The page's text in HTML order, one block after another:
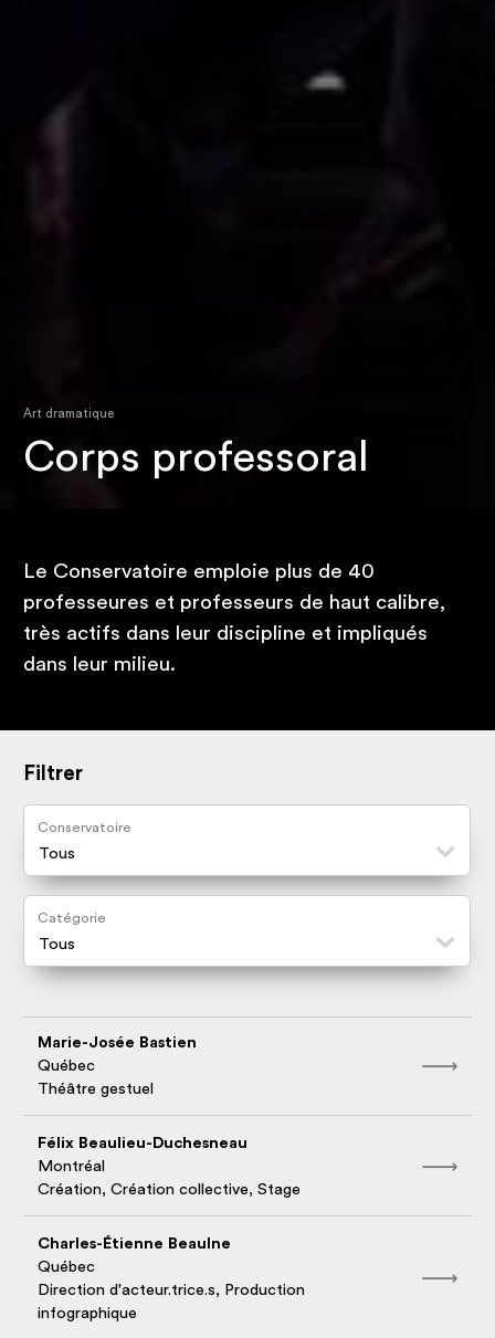
Art dramatique
Corps professoral
Le Conservatoire emploie plus de 40
professeures et professeurs de haut calibre,
très actifs dans leur discipline et impliqués
dans leur milieu.
Filtrer
Conservatoire
Catégorie
Marie-Josée Bastien
Québec
Théâtre gestuel
Félix Beaulieu-Duchesneau
Montréal
Création, Création collective, Stage
Charles-Étienne Beaulne
Québec
Direction d'acteur.trice.s, Production
infographique